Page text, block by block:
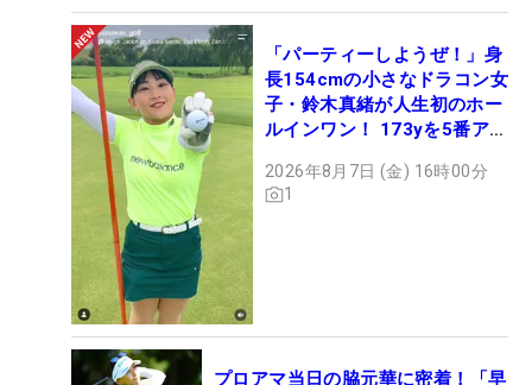
「パーティーしようぜ！」身
長154cmの小さなドラコン女
子・鈴木真緒が人生初のホー
ルインワン！ 173yを5番アイ
2026年8月7日 (金) 16時00分
1
プロアマ当日の脇元華に密着！「早